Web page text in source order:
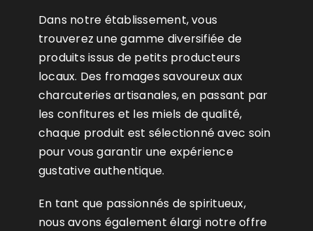
Dans notre établissement, vous
trouverez une gamme diversifiée de
produits issus de petits producteurs
locaux. Des fromages savoureux aux
charcuteries artisanales, en passant par
les confitures et les miels de qualité,
chaque produit est sélectionné avec soin
pour vous garantir une expérience
gustative authentique.
En tant que passionnés de spiritueux,
nous avons également élargi notre offre